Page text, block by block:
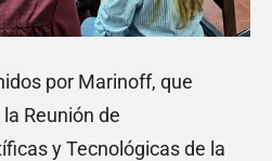
por Marinoff, que
Reunión de
y Tecnológicas de la